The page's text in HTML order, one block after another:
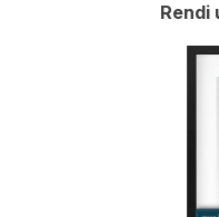
Rendi